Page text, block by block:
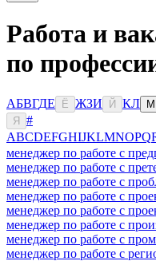
Работа и
по
АБВГДЕ Ё ЖЗИ Й КЛ М
Я
#
ABCDEFGHIJKLMNOPQ
менеджер по работе с
менеджер по работе с
менеджер по работе с
менеджер по работе с
менеджер по работе с
менеджер по работе с
менеджер по работе с
менеджер по работе с